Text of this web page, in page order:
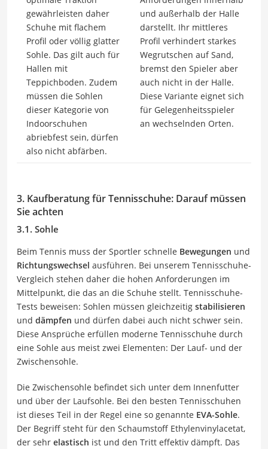
gewährleisten daher
Schuhe mit flachem
Profil oder völlig glatter
Sohle. Das gilt auch für
Hallen mit
Teppichboden. Zudem
müssen die Sohlen
dieser Kategorie von
Indoorschuhen
abriebfest sein, dürfen
also nicht abfärben.
und außerhalb der Halle
darstellt. Ihr mittleres
Profil verhindert starkes
Wegrutschen auf Sand,
bremst den Spieler aber
auch nicht in der Halle.
Diese Variante eignet sich
für Gelegenheitsspieler
an wechselnden Orten.
3. Kaufberatung für Tennisschuhe: Darauf müssen
Sie achten
3.1. Sohle
Beim Tennis muss der Sportler schnelle Bewegungen und
Richtungswechsel ausführen. Bei unserem Tennisschuhe-
Vergleich stehen daher die hohen Anforderungen im
Mittelpunkt, die das an die Schuhe stellt. Tennisschuhe-
Tests beweisen: Sohlen müssen gleichzeitig stabilisieren
und dämpfen und dürfen dabei auch nicht schwer sein.
Diese Ansprüche erfüllen moderne Tennisschuhe durch
eine Sohle aus meist zwei Elementen: Der Lauf- und der
Zwischensohle.
Die Zwischensohle befindet sich unter dem Innenfutter
und über der Laufsohle. Bei den besten Tennisschuhen
ist dieses Teil in der Regel eine so genannte EVA-Sohle.
Der Begriff steht für den Schaumstoff Ethylenvinylacetat,
der sehr elastisch ist und den Tritt effektiv dämpft. Das